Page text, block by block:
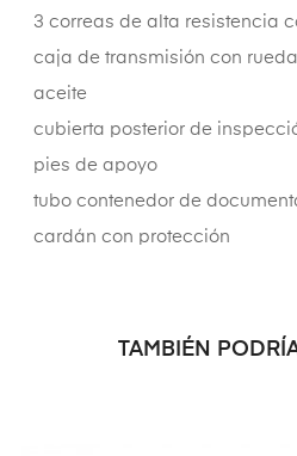
3 correas de alta resistencia
caja de transmisión con
aceite
cubierta posterior de
pies de apoyo
tubo contenedor de
cardán con protección
TAMBIÉN